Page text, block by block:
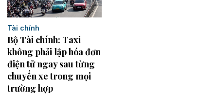
Tài chính
Bộ Tài chính: Taxi
không phải lập hóa đơn
điện tử ngay sau từng
chuyến xe trong mọi
trường hợp